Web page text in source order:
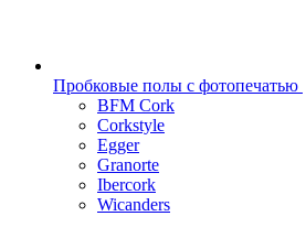
Пробковые полы с фотопечатью
BFM Cork
Corkstyle
Egger
Granorte
Ibercork
Wicanders